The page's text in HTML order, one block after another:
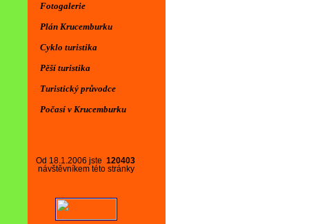
Od 18.1.2006 jste 120403
návštěvníkem této stránky
Fotogalerie
Plán Krucemburku
Cyklo turistika
Pěší turistika
Turistický průvodce
Počasí v Krucemburku